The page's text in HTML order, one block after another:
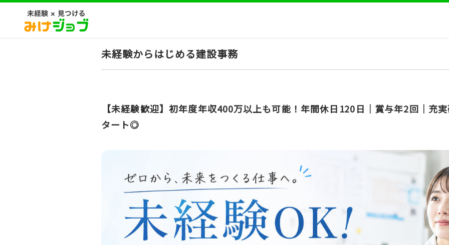
未経験からはじめる建設事務
【未経験歓迎】初年度年収400万以上も可能！年間休日120日│賞与年2回│充
タート◎